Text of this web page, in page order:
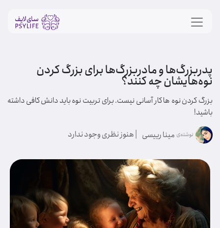
پدربزرگ‌ها و مادربزرگ‌ها برای بزرگ کردن
نوه‌هایشان چه کنند؟
بزرگ کردن نوه ها کار آسانی نیست. برای تربیت نوه باید دانش کافی داشته
باشید!
نوشته‌ی مینا رییسی | هنوز نظری وجود ندارد